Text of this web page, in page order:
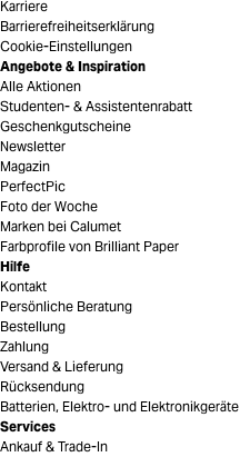
Karriere
Barrierefreiheitserklärung
Cookie-Einstellungen
Angebote & Inspiration
Alle Aktionen
Studenten- & Assistentenrabatt
Geschenkgutscheine
Newsletter
Magazin
PerfectPic
Foto der Woche
Marken bei Calumet
Farbprofile von Brilliant Paper
Hilfe
Kontakt
Persönliche Beratung
Bestellung
Zahlung
Versand & Lieferung
Rücksendung
Batterien, Elektro- und Elektronikgeräte
Services
Ankauf & Trade-In